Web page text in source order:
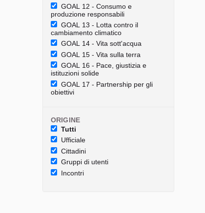
GOAL 12 - Consumo e
produzione responsabili
GOAL 13 - Lotta contro il
cambiamento climatico
GOAL 14 - Vita sott'acqua
GOAL 15 - Vita sulla terra
GOAL 16 - Pace, giustizia e
istituzioni solide
GOAL 17 - Partnership per gli
obiettivi
ORIGINE
Tutti
Ufficiale
Cittadini
Gruppi di utenti
Incontri